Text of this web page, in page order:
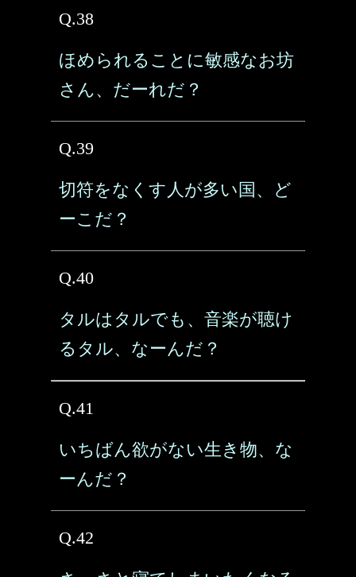
Q.38
ほめられることに敏感なお坊
さん、だーれだ？
Q.39
切符をなくす人が多い国、ど
ーこだ？
Q.40
タルはタルでも、音楽が聴け
るタル、なーんだ？
Q.41
いちばん欲がない生き物、な
ーんだ？
Q.42